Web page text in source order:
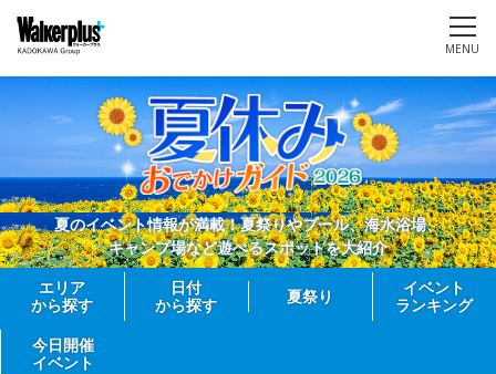
MENU
夏のイベント情報が満載！夏祭りやプール、海水浴場、
キャンプ場など遊べるスポットを大紹介
エリア
から探す
日付
から探す
夏祭り
イベント
ランキング
今日開催
イベント